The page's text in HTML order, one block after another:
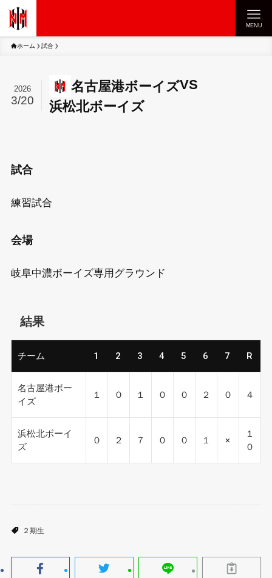
MENU
ホーム 試合
名古屋港ボーイズVS
浜松北ボーイズ
2026
3/20
試合
練習試合
会場
岐阜中濃ボーイズ専用グラウンド
結果
チーム 1 2 3 4 5 6 7 R
名古屋港ボー
イズ
１ ０ １ ０ ０ ２ ０ ４
浜松北ボーイ
ズ
０ ２ ７ ０ ０ １ ×
１
０
２期生